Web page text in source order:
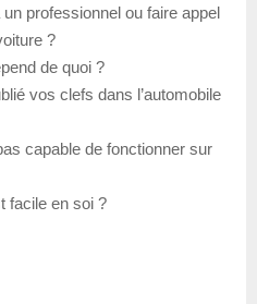
professionnel ou faire appel
?
de quoi ?
vos clefs dans l’automobile
capable de fonctionner sur
facile en soi ?